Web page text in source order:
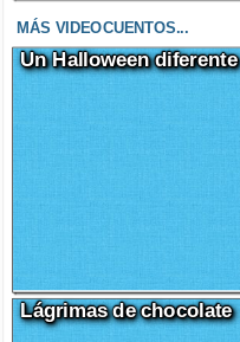
MÁS VIDEOCUENTOS...
Un Halloween diferente
Lágrimas de chocolate